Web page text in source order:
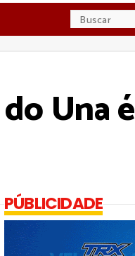
Una é
PÚBLICIDADE